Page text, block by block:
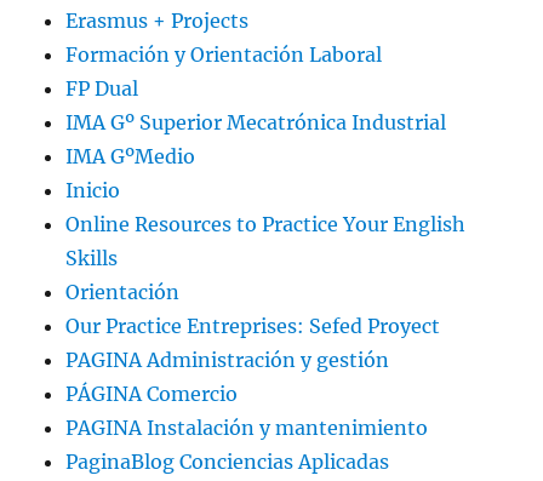
Erasmus + Projects
Formación y Orientación Laboral
FP Dual
IMA Gº Superior Mecatrónica Industrial
IMA GºMedio
Inicio
Online Resources to Practice Your English
Skills
Orientación
Our Practice Entreprises: Sefed Proyect
PAGINA Administración y gestión
PÁGINA Comercio
PAGINA Instalación y mantenimiento
PaginaBlog Conciencias Aplicadas